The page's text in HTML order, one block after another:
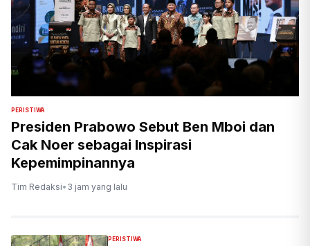
PERISTIWA
Presiden Prabowo Sebut Ben Mboi dan
Cak Noer sebagai Inspirasi
Kepemimpinannya
Tim Redaksi• 3 jam yang lalu
PERISTIWA